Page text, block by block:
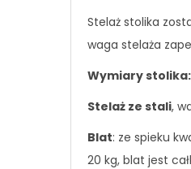
Stelaż stolika
waga stelaża
Wymiary stolika:
Stelaż ze stali,
Blat: ze spieku
20 kg, blat jest